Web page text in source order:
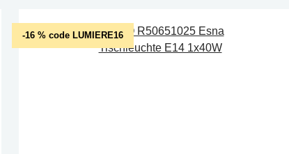
-16 % code LUMIERE16